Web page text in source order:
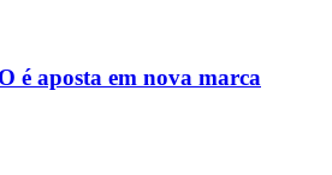
é aposta em nova marca